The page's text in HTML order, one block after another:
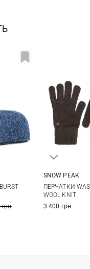
SNOW PEAK
ПЕРЧАТКИ
WOOL KNIT
3 400 грн